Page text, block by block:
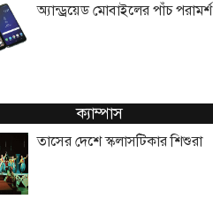
অ্যান্ড্রয়েড মোবাইলের পাঁচ পরামর্শ
ক্যাম্পাস
তাসের দেশে স্কলাসটিকার শিশুরা